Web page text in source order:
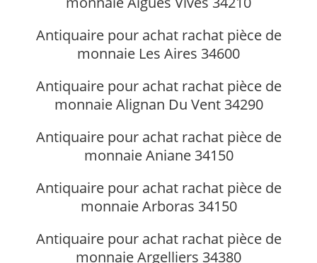
Antiquaire pour achat rachat pièce de
monnaie Les Aires 34600
Antiquaire pour achat rachat pièce de
monnaie Alignan Du Vent 34290
Antiquaire pour achat rachat pièce de
monnaie Aniane 34150
Antiquaire pour achat rachat pièce de
monnaie Arboras 34150
Antiquaire pour achat rachat pièce de
monnaie Argelliers 34380